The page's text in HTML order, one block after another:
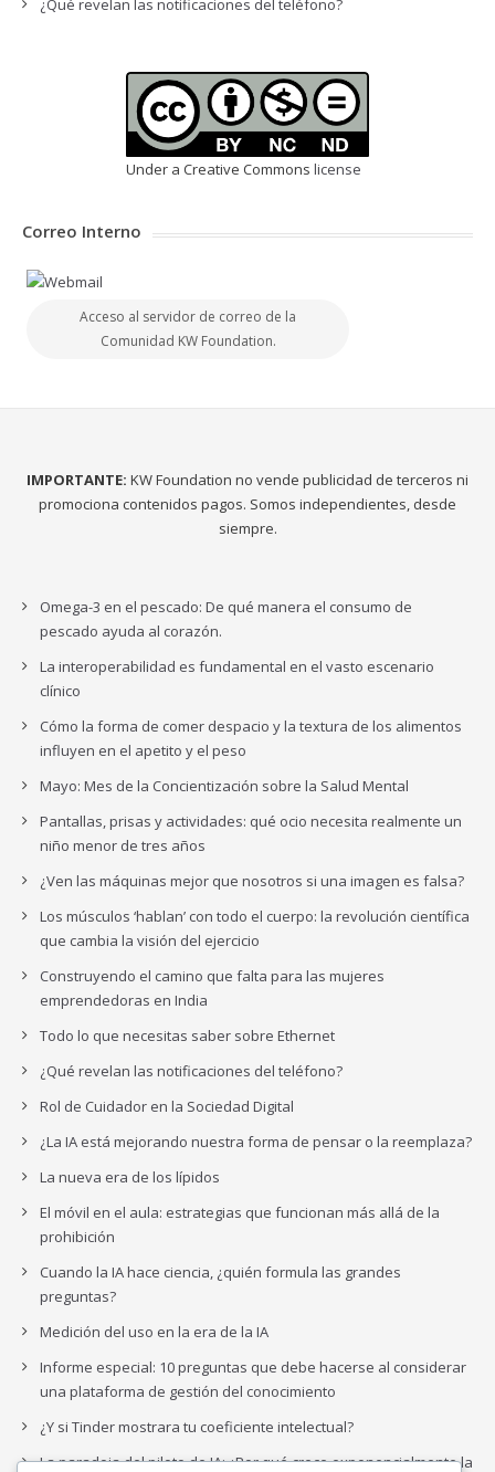
¿Qué revelan las notificaciones del teléfono?
Under a Creative Commons license
Correo Interno
Acceso al servidor de correo de la
Comunidad KW Foundation.
IMPORTANTE: KW Foundation no vende publicidad de terceros ni
promociona contenidos pagos. Somos independientes, desde
siempre.
Omega-3 en el pescado: De qué manera el consumo de
pescado ayuda al corazón.
La interoperabilidad es fundamental en el vasto escenario
clínico
Cómo la forma de comer despacio y la textura de los alimentos
influyen en el apetito y el peso
Mayo: Mes de la Concientización sobre la Salud Mental
Pantallas, prisas y actividades: qué ocio necesita realmente un
niño menor de tres años
¿Ven las máquinas mejor que nosotros si una imagen es falsa?
Los músculos ‘hablan’ con todo el cuerpo: la revolución científica
que cambia la visión del ejercicio
Construyendo el camino que falta para las mujeres
emprendedoras en India
Todo lo que necesitas saber sobre Ethernet
¿Qué revelan las notificaciones del teléfono?
Rol de Cuidador en la Sociedad Digital
¿La IA está mejorando nuestra forma de pensar o la reemplaza?
La nueva era de los lípidos
El móvil en el aula: estrategias que funcionan más allá de la
prohibición
Cuando la IA hace ciencia, ¿quién formula las grandes
preguntas?
Medición del uso en la era de la IA
Informe especial: 10 preguntas que debe hacerse al considerar
una plataforma de gestión del conocimiento
¿Y si Tinder mostrara tu coeficiente intelectual?
La paradoja del piloto de IA: ¿Por qué crece exponencialmente la